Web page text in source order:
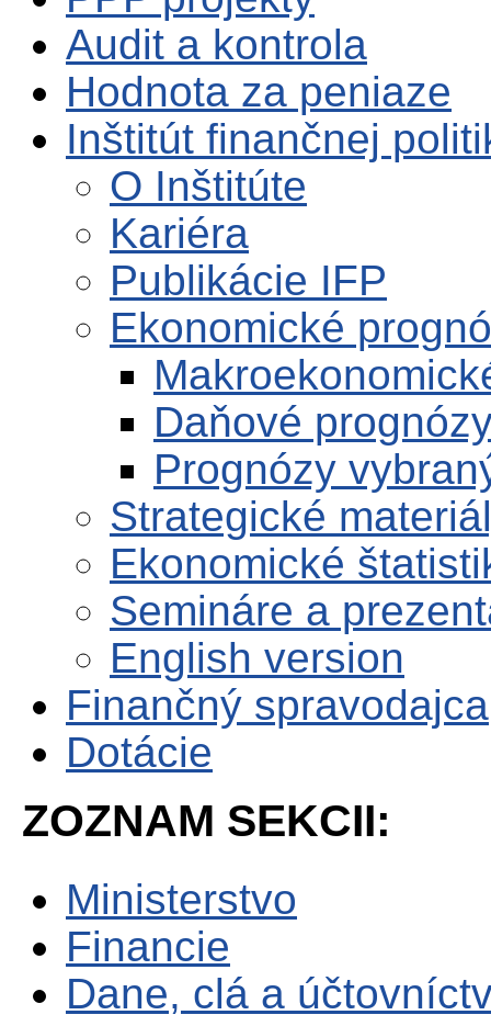
Audit a kontrola
Hodnota za peniaze
Inštitút finančnej
O Inštitúte
Kariéra
Publikácie IFP
Ekonomické
Daňové
Prognózy
Strategické
Ekonomické
Semináre a
English version
Finančný spravodajca
Dotácie
ZOZNAM SEKCII:
Ministerstvo
Financie
Dane, clá a